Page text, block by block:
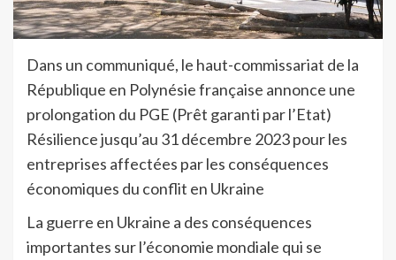
Dans un communiqué, le haut-commissariat de la
République en Polynésie française annonce une
prolongation du PGE (Prêt garanti par l’Etat)
Résilience jusqu’au 31 décembre 2023 pour les
entreprises affectées par les conséquences
économiques du conflit en Ukraine
La guerre en Ukraine a des conséquences
importantes sur l’économie mondiale qui se